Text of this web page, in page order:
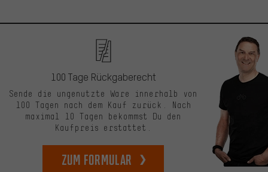
100 Tage Rückgaberecht
Sende die ungenutzte Ware innerhalb von
100 Tagen nach dem Kauf zurück. Nach
maximal 10 Tagen bekommst Du den
Kaufpreis erstattet.
zum Formular